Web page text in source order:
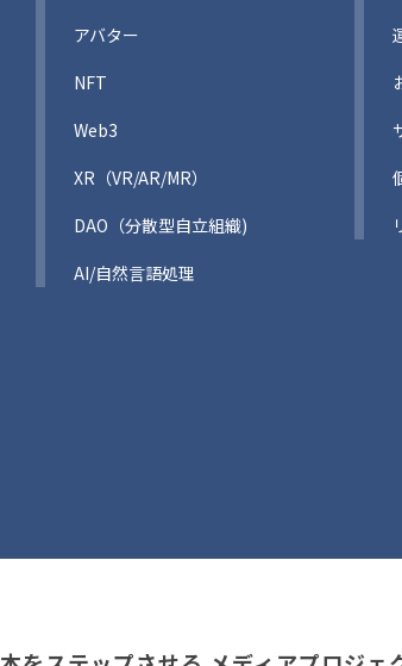
アバター
NFT
Web3
XR（VR/AR/MR）
DAO（分散型自立組織)
AI/自然言語処理